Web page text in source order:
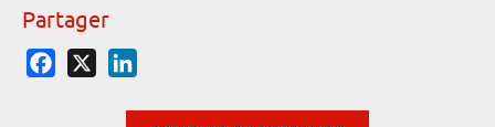
Partager
Facebook